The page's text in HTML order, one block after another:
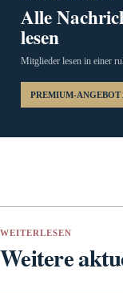
Alle
lesen
Mitglieder lesen in einer
PREMIUM-ANGEBOT
WEITERLESEN
Weitere